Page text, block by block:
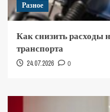
Разное
Как снизить расходы
транспорта
24.07.2026 0